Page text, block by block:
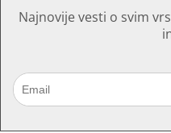
Najnovije vesti o svim